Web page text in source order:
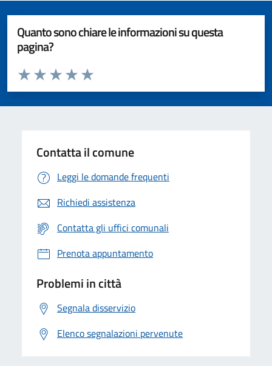
Quanto sono chiare le informazioni su questa
pagina?
Valuta da 1 a 5 stelle la pagina
Valuta 5 stelle su 5
Valuta 4 stelle su 5
Valuta 3 stelle su 5
Valuta 2 stelle su 5
Valuta 1 stelle su 5
Contatta il comune
Leggi le domande frequenti
Richiedi assistenza
Contatta gli uffici comunali
Prenota appuntamento
Problemi in città
Segnala disservizio
Elenco segnalazioni pervenute